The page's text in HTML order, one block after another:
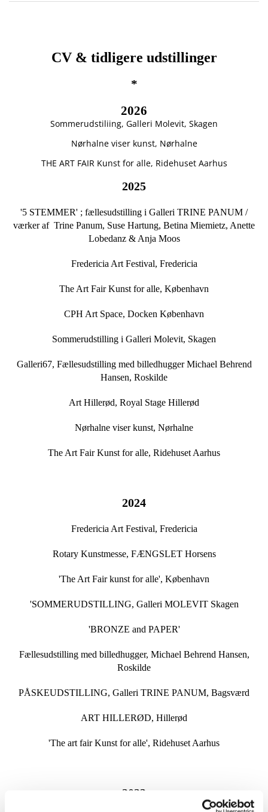
CV & tidligere udstillinger
*
2026
Sommerudstiliing, Galleri Molevit, Skagen
Nørhalne viser kunst, Nørhalne
THE ART FAIR Kunst for alle, Ridehuset Aarhus
2025
'5 STEMMER' ; fællesudstilling i Galleri TRINE PANUM /
værker af Trine Panum, Suse Hartung, Betina Miemietz, Anette
Lobedanz & Anja Moos
Fredericia Art Festival, Fredericia
The Art Fair Kunst for alle, København
CPH Art Space, Docken København
Sommerudstilling i Galleri Molevit, Skagen
Galleri67, Fællesudstilling med billedhugger Michael Behrend
Hansen, Roskilde
Art Hillerød, Royal Stage Hillerød
Nørhalne viser kunst, Nørhalne
The Art Fair Kunst for alle, Ridehuset Aarhus
2024
Fredericia Art Festival, Fredericia
Rotary Kunstmesse, FÆNGSLET Horsens
'The Art Fair kunst for alle', København
'SOMMERUDSTILLING, Galleri MOLEVIT Skagen
'BRONZE and PAPER'
Fællesudstilling med billedhugger, Michael Behrend Hansen,
Roskilde
PÅSKEUDSTILLING, Galleri TRINE PANUM, Bagsværd
ART HILLERØD, Hillerød
'The art fair Kunst for alle', Ridehuset Aarhus
2023